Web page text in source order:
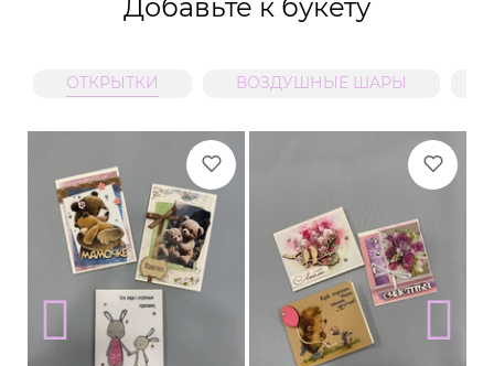
Добавьте к букету
ОТКРЫТКИ ВОЗДУШНЫЕ ШАРЫ